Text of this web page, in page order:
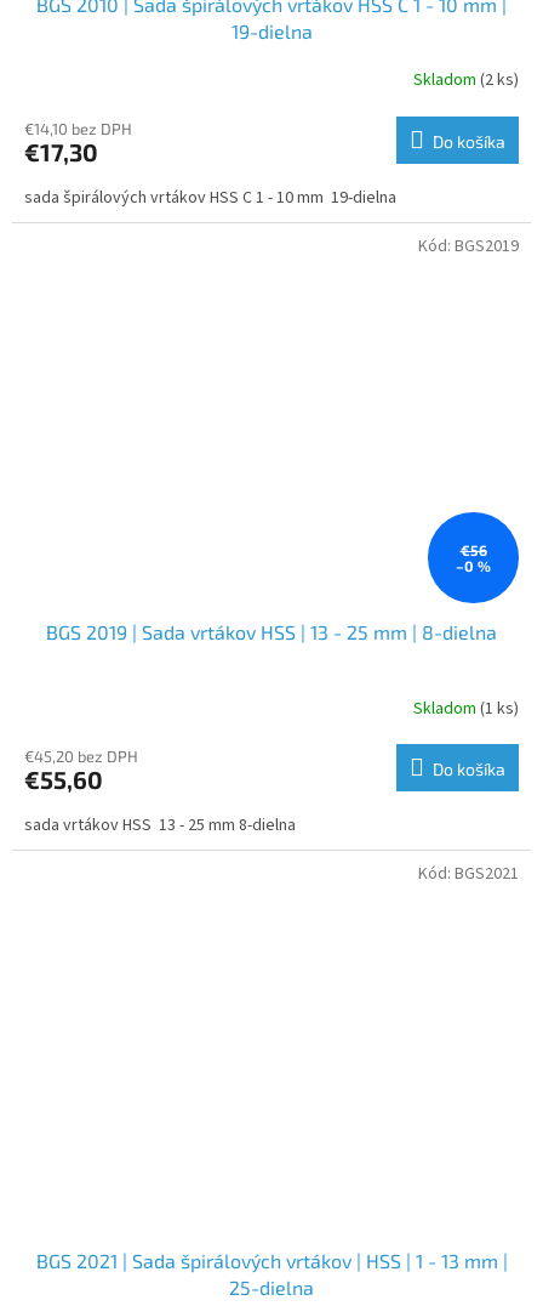
19-dielna
Skladom (2 ks)
€14,10 bez DPH
€17,30 Do košíka
sada špirálových vrtákov HSS C 1 - 10 mm 19-dielna
€56
–0 %
BGS 2019 | Sada vrtákov HSS | 13 - 25 mm | 8-dielna
Skladom (1 ks)
€45,20 bez DPH
€55,60 Do košíka
sada vrtákov HSS 13 - 25 mm 8-dielna
Kód: BGS2019
BGS 2021 | Sada špirálových vrtákov | HSS | 1 - 13 mm |
25-dielna
Kód: BGS2021